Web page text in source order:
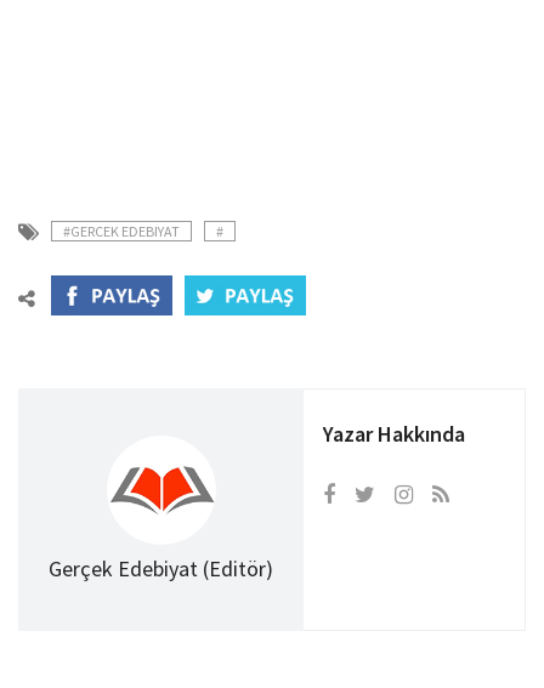
#GERCEK EDEBIYAT #
Gerçek Edebiyat (Editör)
Yazar Hakkında